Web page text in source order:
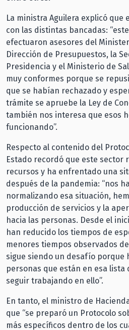
La ministra Aguilera explicó que
con las distintas bancadas:
efectuaron asesores del
Dirección de Presupuestos, la
Presidencia y el Ministerio de
muy conformes porque se
que se habían rechazado y
trámite se apruebe la Ley de
también nos interesa que esos
funcionando”.
Respecto al contenido del
Estado recordó que este sector
recursos y ha enfrentado una
después de la pandemia: “nos
normalizando esa situación,
producción de servicios y la
hacia las personas. Desde el
han reducido los tiempos de
menores tiempos observados
sigue siendo un desafío porque
personas que están en esa lista
seguir trabajando en ello”.
En tanto, el ministro de
que “se preparó un Protocolo
más específicos dentro de los